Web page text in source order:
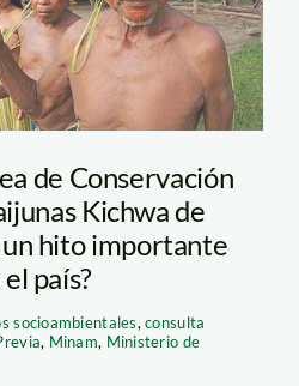
de Conservación
Kichwa de
hito importante
país?
socioambientales,consulta
, Minam, Ministerio de